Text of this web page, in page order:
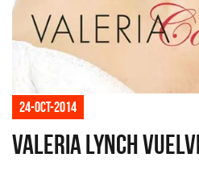
24-oct-2014
Valeria Lynch